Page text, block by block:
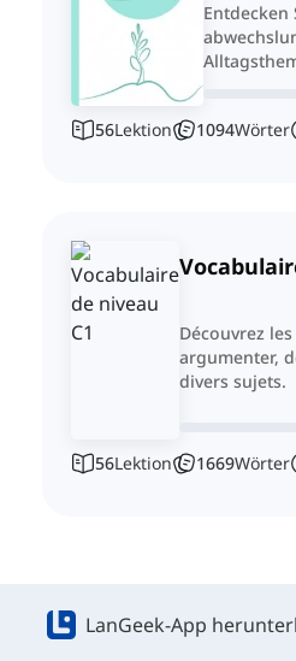
56Lektion 1094Wörter
Découvrez
argumenter,
divers sujets.
56Lektion 1669Wörter
LanGeek-App